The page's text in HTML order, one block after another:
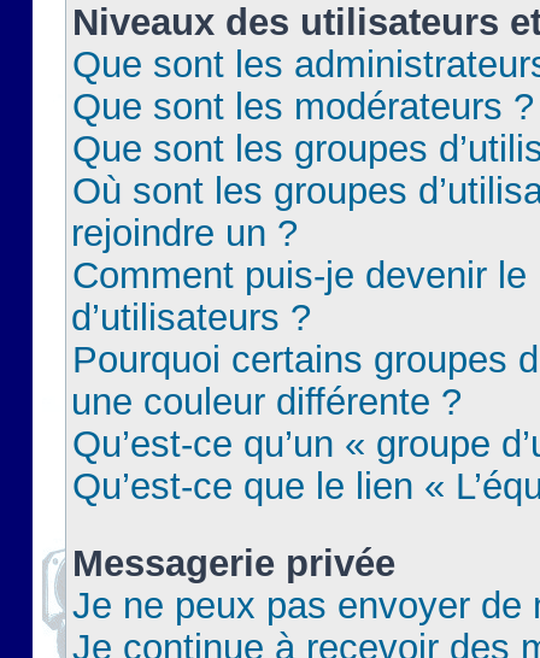
Niveaux des utilisateurs
Que sont les
Que sont les modérateurs ?
Que sont les groupes
Où sont les groupes
rejoindre un ?
Comment puis-je devenir le
d’utilisateurs ?
Pourquoi certains groupes
une couleur différente ?
Qu’est-ce qu’un « groupe
Qu’est-ce que le lien «
Messagerie privée
Je ne peux pas envoyer de
Je continue à recevoir des